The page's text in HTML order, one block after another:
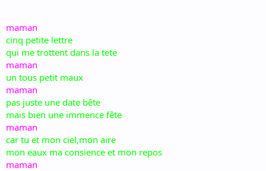
maman
cinq petite lettre
qui me trottent dans la tete
maman
un tous petit maux
maman
pas juste une date bête
mais bien une immence fête
maman
car tu et mon ciel,mon aire
mon eaux ma consience et mon repos
maman